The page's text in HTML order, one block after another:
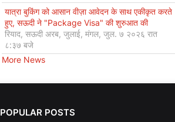
यात्रा बुकिंग को आसान वीज़ा आवेदन के साथ एकीकृत करते
हुए, सऊदी ने "Package Visa" की शुरुआत की
रियाद, सऊदी अरब, जुलाई, मंगल, जुल. ७ २०२६ रात
८:३७ बजे
More News
POPULAR POSTS